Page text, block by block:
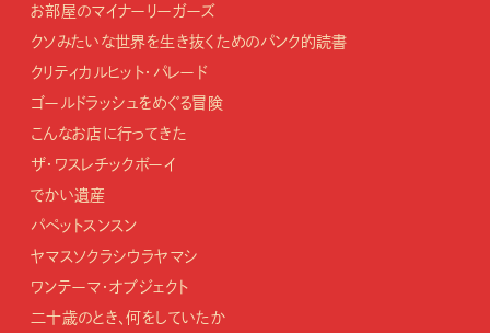
お部屋のマイナーリーガーズ
クソみたいな世界を生き抜くためのパンク的読書
クリティカルヒット・パレード
ゴールドラッシュをめぐる冒険
こんなお店に行ってきた
ザ・ワスレチックボーイ
でかい遺産
パペットスンスン
ヤマスソクラシウラヤマシ
ワンテーマ・オブジェクト
二十歳のとき、何をしていたか